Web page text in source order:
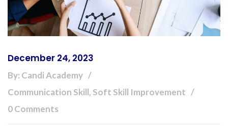
December 24, 2023
By: Candi Academy
Communication Skill, Soft Skill Improvement
0 Comments